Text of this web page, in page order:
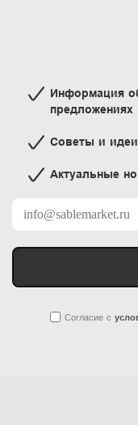
Информация
предложениях
Советы и
Актуальные
Согласие с